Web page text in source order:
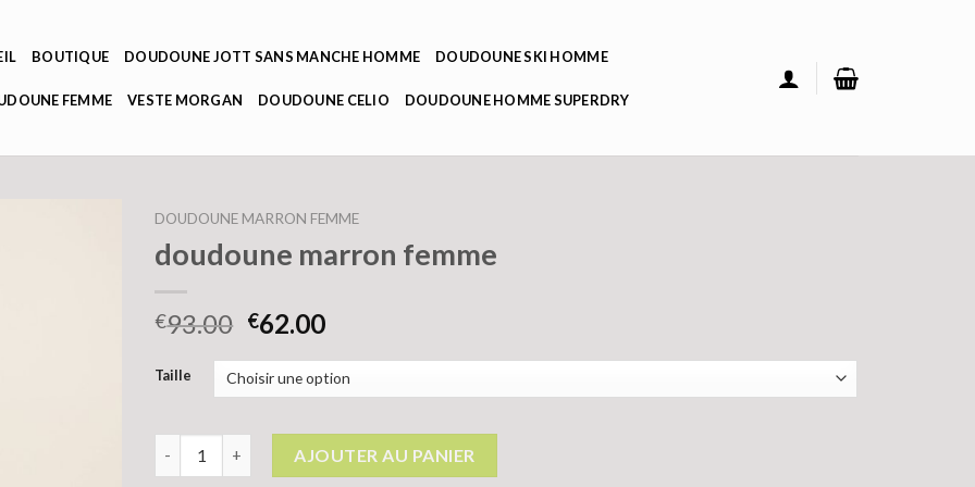
BOUTIQUE DOUDOUNE JOTT SANS MANCHE HOMME DOUDOUNE SKI HOMME
FEMME VESTE MORGAN DOUDOUNE CELIO DOUDOUNE HOMME SUPERDRY
DOUDOUNE MARRON FEMME
doudoune marron femme
€93.00 €62.00
Taille
AJOUTER AU PANIER